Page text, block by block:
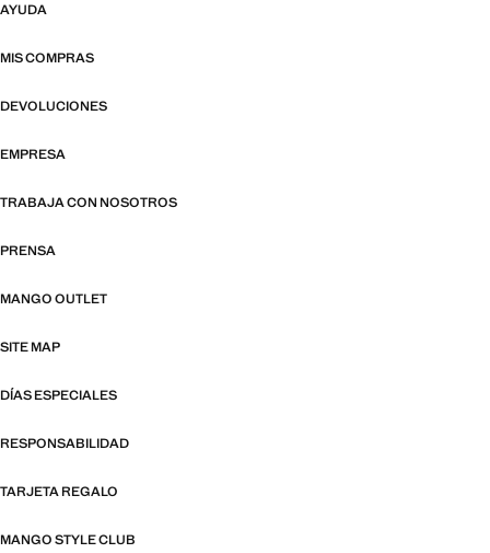
AYUDA
MIS COMPRAS
DEVOLUCIONES
EMPRESA
TRABAJA CON NOSOTROS
PRENSA
MANGO OUTLET
SITE MAP
DÍAS ESPECIALES
RESPONSABILIDAD
TARJETA REGALO
MANGO STYLE CLUB